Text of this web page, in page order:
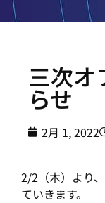
三次オ
らせ
2月 1, 2022
2/2（木）より
ていきます。